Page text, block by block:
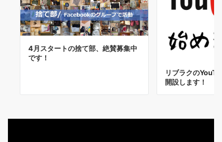
4月スタートの捨て部、絶賛募集中
です！
リブラクの
開設します！